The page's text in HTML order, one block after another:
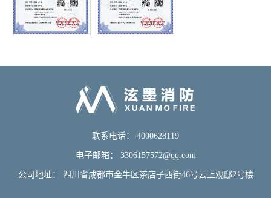
联系电话： 4000628119
电子邮箱： 3306157572@qq.com
公司地址： 四川省成都市金牛区茶店子西街46号云上观邸2号楼